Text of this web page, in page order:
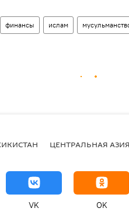
финансы ислам
ЦЕНТРАЛЬНАЯ АЗИЯ
VK OK